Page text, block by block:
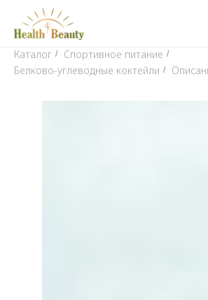
Каталог / Спортивное питание /
Белково-углеводные коктейли /